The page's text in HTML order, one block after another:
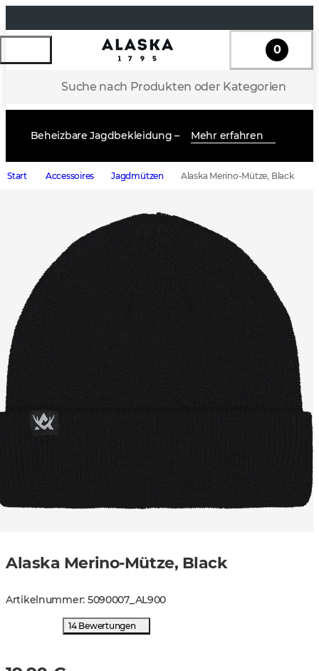
Suche nach Produkten oder Kategorien
0
Beheizbare Jagdbekleidung – Mehr erfahren
Start Accessoires Jagdmützen Alaska Merino-Mütze, Black
Alaska Merino-Mütze, Black
Artikelnummer: 5090007_ AL900
14 Bewertungen